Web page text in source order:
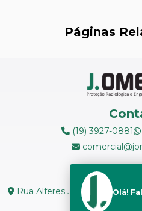
MANUTENÇÃO DE MEDIDORES
MEDIÇÃO DE FERRITA
RÉPLICAS METALOGRÁFICAS
Páginas
(19) 3927-0881
Rua Alferes José Caetano, N
CEP:
Olá!